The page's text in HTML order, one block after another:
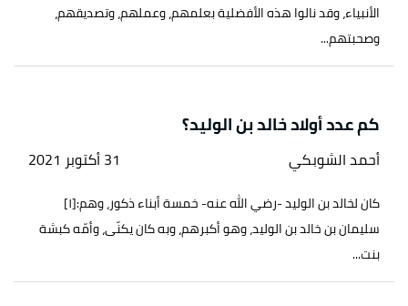
الأنبياء، وقد نالوا هذه الأفضلية بعلمهم، وعملهم، وتصديقهم،
وصحبتهم...
كم عدد أولاد خالد بن الوليد؟
أحمد الشوبكي 31 أكتوبر 2021
كان لخالد بن الوليد -رضي الله عنه- خمسة أبناء ذكور، وهم:[١]
سليمان بن خالد بن الوليد، وهو أكبرهم، وبه كان يكنّى، وأمّه كبشة
بنت...